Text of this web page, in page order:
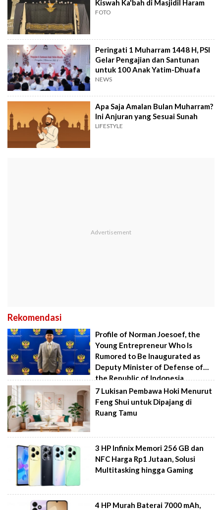
Kiswah Ka'bah di Masjidil Haram
FOTO
Peringati 1 Muharram 1448 H, PSI
Gelar Pengajian dan Santunan
untuk 100 Anak Yatim-Dhuafa
NEWS
Apa Saja Amalan Bulan Muharram?
Ini Anjuran yang Sesuai Sunah
LIFESTYLE
Rekomendasi
Profile of Norman Joesoef, the
Young Entrepreneur Who Is
Rumored to Be Inaugurated as
Deputy Minister of Defense of
the Republic of Indonesia
7 Lukisan Pembawa Hoki Menurut
Feng Shui untuk Dipajang di
Ruang Tamu
3 HP Infinix Memori 256 GB dan
NFC Harga Rp1 Jutaan, Solusi
Multitasking hingga Gaming
4 HP Murah Baterai 7000 mAh,